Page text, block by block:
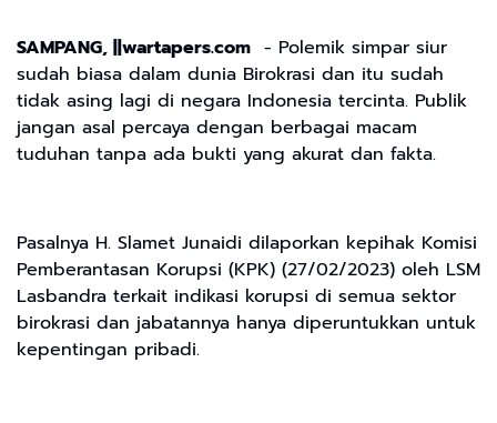
SAMPANG, ||wartapers.com - Polemik simpar siur
sudah biasa dalam dunia Birokrasi dan itu sudah
tidak asing lagi di negara Indonesia tercinta. Publik
jangan asal percaya dengan berbagai macam
tuduhan tanpa ada bukti yang akurat dan fakta.
Pasalnya H. Slamet Junaidi dilaporkan kepihak Komisi
Pemberantasan Korupsi (KPK) (27/02/2023) oleh LSM
Lasbandra terkait indikasi korupsi di semua sektor
birokrasi dan jabatannya hanya diperuntukkan untuk
kepentingan pribadi.